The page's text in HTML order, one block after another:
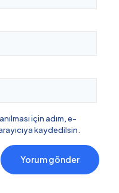
için adım, e-
kaydedilsin.